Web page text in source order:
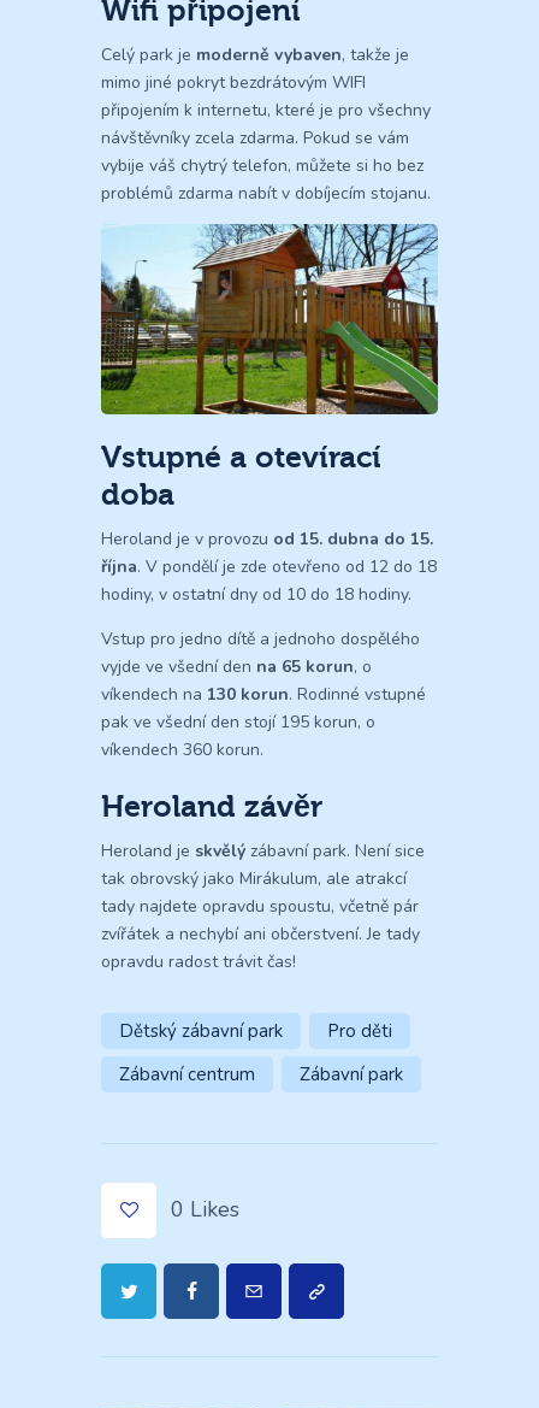
Wifi připojení
Celý park je moderně vybaven, takže je
mimo jiné pokryt bezdrátovým WIFI
připojením k internetu, které je pro všechny
návštěvníky zcela zdarma. Pokud se vám
vybije váš chytrý telefon, můžete si ho bez
problémů zdarma nabít v dobíjecím stojanu.
Vstupné a otevírací
doba
Heroland je v provozu od 15. dubna do 15.
října. V pondělí je zde otevřeno od 12 do 18
hodiny, v ostatní dny od 10 do 18 hodiny.
Vstup pro jedno dítě a jednoho dospělého
vyjde ve všední den na 65 korun, o
víkendech na 130 korun. Rodinné vstupné
pak ve všední den stojí 195 korun, o
víkendech 360 korun.
Heroland závěr
Heroland je skvělý zábavní park. Není sice
tak obrovský jako Mirákulum, ale atrakcí
tady najdete opravdu spoustu, včetně pár
zvířátek a nechybí ani občerstvení. Je tady
opravdu radost trávit čas!
Dětský zábavní park
Pro děti
Zábavní centrum
Zábavní park
0 Likes